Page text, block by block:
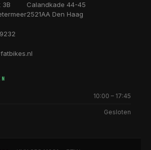
3B
Calandkade 44-45
2521AA Den Haag
10:00 – 17:45
Gesloten